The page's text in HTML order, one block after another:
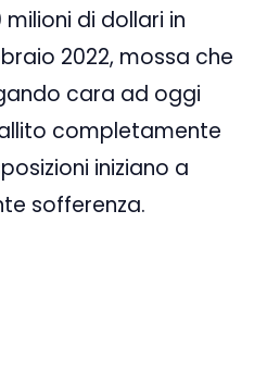
di dollari in
2022, mossa che
cara ad oggi
completamente
iniziano a
sofferenza.